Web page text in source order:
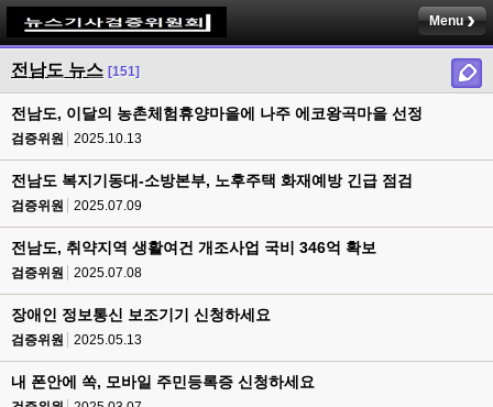
Menu
전남도 뉴스 [151]
전남도, 이달의 농촌체험휴양마을에 나주 에코왕곡마을 선정
검증위원 2025.10.13
전남도 복지기동대-소방본부, 노후주택 화재예방 긴급 점검
검증위원 2025.07.09
전남도, 취약지역 생활여건 개조사업 국비 346억 확보
검증위원 2025.07.08
장애인 정보통신 보조기기 신청하세요
검증위원 2025.05.13
내 폰안에 쏙, 모바일 주민등록증 신청하세요